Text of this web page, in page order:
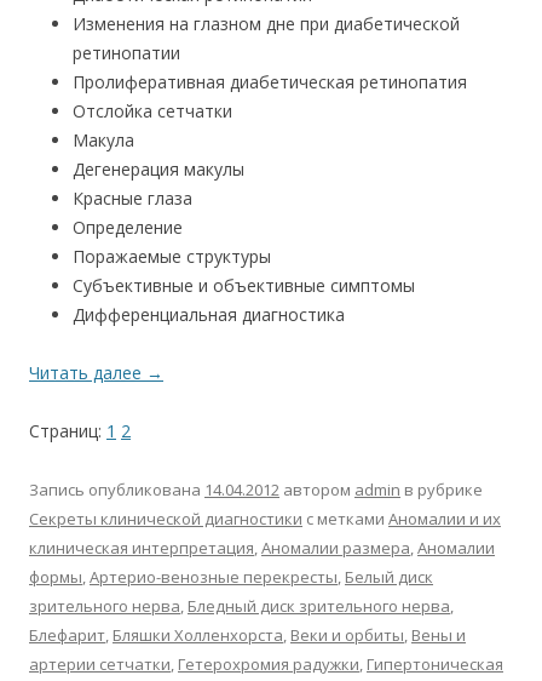
Изменения на глазном дне при диабетической
ретинопатии
Пролиферативная диабетическая ретинопатия
Отслойка сетчатки
Макула
Дегенерация макулы
Красные глаза
Определение
Поражаемые структуры
Субъективные и объективные симптомы
Дифференциальная диагностика
Читать далее →
Страниц: 1 2
Запись опубликована 14.04.2012 автором admin в рубрике
Секреты клинической диагностики с метками Аномалии и их
клиническая интерпретация,Аномалии размера,Аномалии
формы,Артерио-венозные перекресты, Белый диск
зрительного нерва, Бледный диск зрительного нерва,
Блефарит, Бляшки Холленхорста, Веки и орбиты, Вены и
артерии сетчатки, Гетерохромия радужки, Гипертоническая